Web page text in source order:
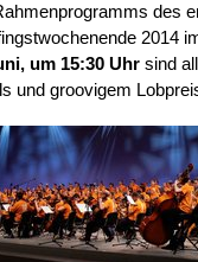
des
2014
um 15:30 Uhr sind
und groovigem